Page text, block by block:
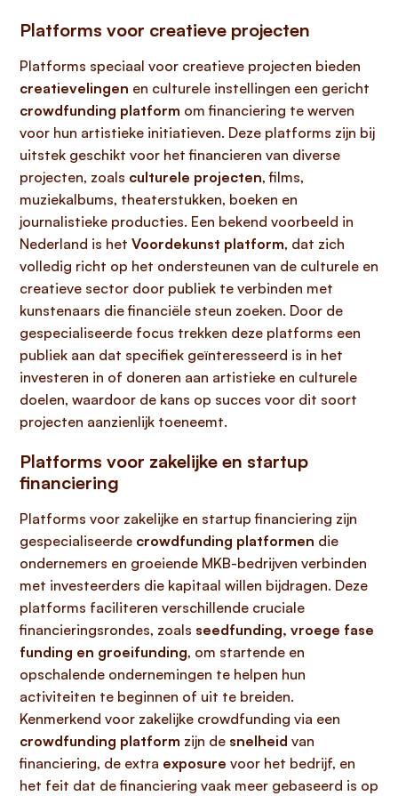
Platforms voor creatieve projecten
Platforms speciaal voor creatieve projecten bieden
creatievelingen en culturele instellingen een gericht
crowdfunding platform om financiering te werven
voor hun artistieke initiatieven. Deze platforms zijn bij
uitstek geschikt voor het financieren van diverse
projecten, zoals culturele projecten, films,
muziekalbums, theaterstukken, boeken en
journalistieke producties. Een bekend voorbeeld in
Nederland is het Voordekunst platform, dat zich
volledig richt op het ondersteunen van de culturele en
creatieve sector door publiek te verbinden met
kunstenaars die financiële steun zoeken. Door de
gespecialiseerde focus trekken deze platforms een
publiek aan dat specifiek geïnteresseerd is in het
investeren in of doneren aan artistieke en culturele
doelen, waardoor de kans op succes voor dit soort
projecten aanzienlijk toeneemt.
Platforms voor zakelijke en startup
financiering
Platforms voor zakelijke en startup financiering zijn
gespecialiseerde crowdfunding platformen die
ondernemers en groeiende MKB-bedrijven verbinden
met investeerders die kapitaal willen bijdragen. Deze
platforms faciliteren verschillende cruciale
financieringsrondes, zoals seedfunding, vroege fase
funding en groeifunding, om startende en
opschalende ondernemingen te helpen hun
activiteiten te beginnen of uit te breiden.
Kenmerkend voor zakelijke crowdfunding via een
crowdfunding platform zijn de snelheid van
financiering, de extra exposure voor het bedrijf, en
het feit dat de financiering vaak meer gebaseerd is op